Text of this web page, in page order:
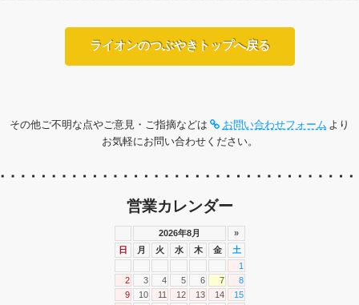
ライオンのつぶやきトップへ戻る
その他ご不明な点やご意見・ご指摘などは お問い合わせフォーム より
お気軽にお問い合わせください。
営業カレンダー